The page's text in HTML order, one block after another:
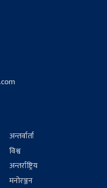
अन्तर्वार्ता
विश्व
अन्तर्राष्ट्रिय
मनोरञ्जन